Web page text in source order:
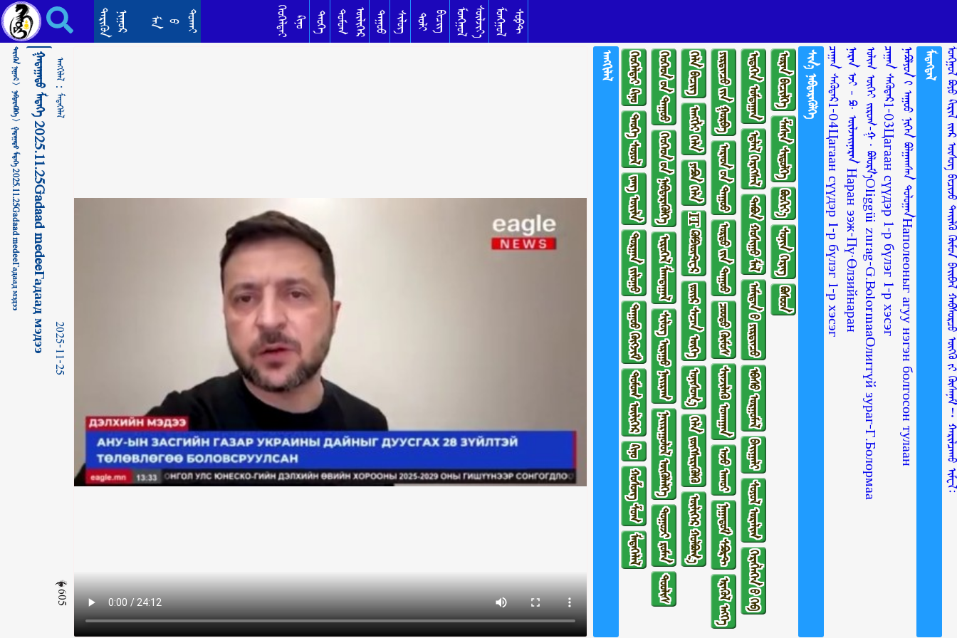
ᠭᠠᠳᠠᠭᠠᠳᠤ ᠮᠡᠳᠡᠭᠡ 2025.11.25Gadaad medeeГадаад мэдээ ᠮᠡᠳᠡᠭᠡᠯᠡᠯ ᠲᠡᠷᠢᠭᠦᠨ ᠨᠢᠭᠤᠷ ᠮᠠᠨ ᠪ ᠳᠣᠬᠠᠢ ᠬᠡᠦᠬᠡᠯᠳᠡᠢ ᠺᠢᠨᠣ᠋ ᠲᠡᠦᠬᠡ ᠳᠣᠮᠣᠭ ᠥᠯᠢᠭᠡᠷ ᠳᠠᠭᠤᠤ ᠰᠢᠯᠦᠭ ᠲᠣᠯᠢ ᠪᠢᠴᠢᠭ ᠮᠣᠩᠭᠣᠯ ᠰᠦᠯᠵᠢᠶ᠎ᠡ ᠮᠣᠩᠭᠣᠯ ᠰᠣᠹᠲ
ᠲᠡᠷᠢᠭᠦᠨ ᠨᠢᠭᠤᠷ >
ᠨᠡᠪᠲᠡᠷᠡᠭᠦᠯᠭᠡ >
ᠭᠠᠳᠠᠭᠠᠳᠤ ᠮᠡᠳᠡᠭᠡ 2025.11.25Gadaad medeeГадаад мэдээᠭᠠᠳᠠᠭᠠᠳᠤ ᠮᠡᠳᠡᠭᠡ 2025.11.25Gadaad medeeГадаад мэдээ ᠠᠩᠭᠢᠯᠠᠯ：
ᠮᠡᠳᠡᠭᠡᠯᠡᠯ
2025-11-25
605
ᠠᠩᠭᠢᠯᠠᠯ ᠬᠡᠤᠬᠡᠯᠳᠡᠢ ᠺᠢᠨᠣ᠋
ᠲᠡᠦᠬᠡ ᠰᠣᠶᠣᠯ
ᠵᠠᠩ ᠦᠢᠯᠡ
ᠲᠣᠷᠭᠠᠨ ᠵᠢᠯᠣᠭᠣ
ᠳᠠᠭᠤᠤ ᠬᠥᠭᠵᠢᠮ
ᠳᠣᠮᠣᠭ ᠦᠯᠢᠭᠡᠷ
ᠺᠢᠨᠣ᠋
ᠬᠣᠱᠣᠩ ᠱᠣᠭ
ᠮᠡᠳᠡᠭᠡᠯᠡᠯ
ᠬᠡᠦᠬᠡᠳ ᠦ᠋ᠨ ᠳᠠᠭᠤᠤ
ᠬᠡᠦᠬᠡᠳ ᠦ᠋ᠨ ᠨᠡᠪᠲᠡᠷᠡᠭᠦᠯᠭᠡ
ᠢᠷᠥᠭᠡᠯ ᠮᠠᠭᠲᠠᠭᠠᠯ
ᠰᠢᠯᠦᠭ ᠢᠷᠠᠭᠤ ᠨᠠᠢᠷᠠᠭ
ᠨᠠᠢᠷᠠᠭᠤᠯᠤᠯ ᠥᠭᠦᠯᠡᠯᠭᠡ
ᠲᠤᠭᠤᠵᠢ ᠷᠣᠮᠠᠨ
ᠲᠤᠤᠯᠢᠰ
ᠬᠡᠯᠡ ᠪᠢᠴᠢᠭ
ᠠᠩᠭ᠌ᠯᠢ ᠬᠡᠯᠡ
ᠶᠠᠫᠣᠨ ᠬᠡᠯᠡ
IT ᠺᠣᠮᠫᠢᠦ᠋ᠲ᠋ᠧᠷ
ᠵᠦᠢᠷ ᠰᠡᠴᠡᠨ ᠦᠭᠡ
ᠣᠨᠢᠰᠤᠭ᠎ᠠ
ᠬᠡᠯᠡ ᠵᠦᠭᠰᠢᠷᠡᠭᠦᠯᠬᠦ
ᠦᠯᠢᠭᠡᠷ ᠬᠣᠯᠪᠣᠭ᠎ᠠ
ᠶᠢᠷᠲᠢᠨᠴᠦ ᠶ᠋ᠢᠨ ᠭᠤᠷᠪᠠ
ᠠᠷᠠᠳ ᠤ᠋ᠨ ᠳᠠᠭᠤᠤ
ᠤᠷᠲᠤ ᠶ᠋ᠢᠨ ᠳᠠᠭᠤᠤ
ᠴᠤᠤᠲᠤ ᠬᠥᠮᠥᠰ
ᠰᠢᠨᠵᠢᠯᠡᠬᠦ ᠤᠬᠠᠭᠠᠨ
ᠠᠵᠤ ᠠᠬᠤᠢ
ᠨᠠᠭᠠᠳᠤᠮ ᠰᠫᠣᠷᠲ
ᠡᠷᠡᠭᠦᠯ ᠡᠩᠬᠡ
ᠢᠳᠡᠭᠡᠨ ᠤᠮᠳᠠᠭᠠᠨ
ᠡᠳ᠋ᠯᠡᠯ ᠬᠡᠷᠡᠭᠰᠡᠯ
ᠲᠠᠪᠤᠨ ᠬᠣᠰᠢᠭᠤ ᠮᠠᠯ
ᠠᠮᠢᠲᠠᠨ ᠤ᠋ ᠶᠢᠷᠲᠢᠨᠴᠦ
ᠡᠪᠡᠰᠦ ᠤᠷᠭᠤᠮᠠᠯ
ᠪᠠᠢᠭᠠᠯᠢ
ᠰᠣᠶᠣᠯ ᠤᠷᠠᠯᠢᠭ
ᠬᠡᠷᠡᠭᠯᠡᠭᠡᠨ ᠦ᠌ ᠬᠡᠪ
ᠤᠷᠠᠨ ᠪᠢᠴᠢᠯᠭᠡ
ᠱᠠᠰᠢᠨ ᠰᠢᠲᠦᠯᠭᠡ
ᠪᠤᠤᠬᠢᠶ᠎ᠠ
ᠰᠣᠨᠢᠨ ᠬᠡᠷᠡᠭ
ᠪᠣᠰᠣᠳ
ᠰᠢᠨ᠎ᠡ ᠨᠡᠪᠲᠡᠷᠡᠭᠦᠯᠭᠡᠴᠠᠭᠠᠨ ᠰᠡᠭᠦᠳᠡᠷ1-04Цагаан сүүдэр 1-р бүлэг 1-р хэсэгᠨᠠᠷᠠᠨ ᠡᠵᠢ - ᠫᠣ· ᠥᠯᠵᠡᠢᠨᠠᠷᠠᠨ Наран ээж-Пү·Өлзийнаранᠣᠯᠢᠭ ᠦᠭᠡᠢ ᠵᠢᠷᠤᠭ-ᠭ ∙ ᠪᠣᠯᠣᠷᠮ᠎ᠠOliggüi zurag-G.BolormaaОлиггүй зураг-Г.Болормааᠴᠠᠭᠠᠨ ᠰᠡᠭᠦᠳᠡᠷ1-03Цагаан сүүдэр 1-р бүлэг 1-р хэсэгᠨᠠᠫᠣᠯᠶᠣᠨ ᠢ᠋ ᠠᠭᠤᠤ ᠨᠢᠭᠡᠨ ᠪᠣᠯᠭᠠᠭᠰᠠᠨ ᠲᠤᠯᠤᠭᠠᠨНаполеоныг агуу нэгэн болгосон тулаан ᠮᠡᠳᠡᠭᠳᠡᠯ